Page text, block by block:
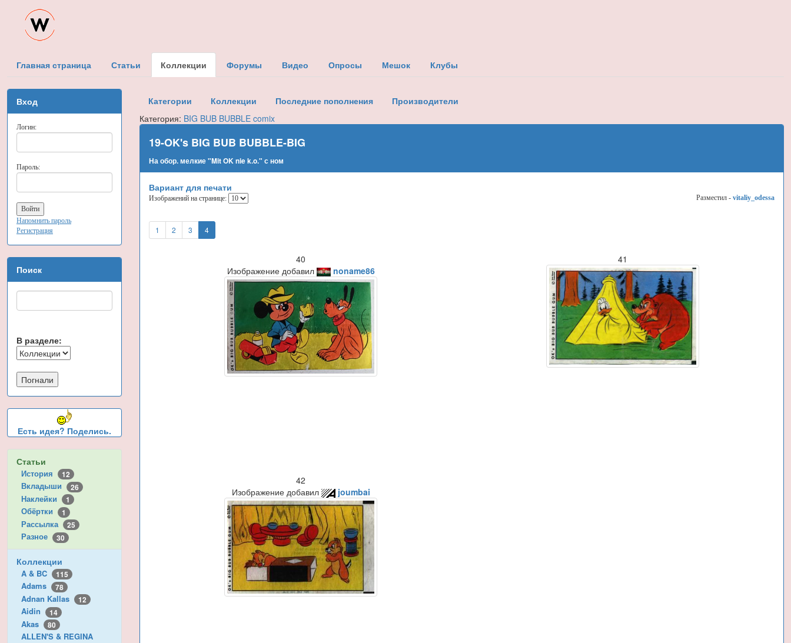
Главная страница Статьи Коллекции Форумы Видео Опросы Мешок Клубы
Вход
Логин:
Пароль:
Напомнить пароль
Регистрация
Поиск
В разделе:
Есть идея? Поделись.
Статьи
История 12
Вкладыши 26
Наклейки 1
Обёртки 1
Рассылка 25
Разное 30
Коллекции
A & BC 115
Adams 78
Adnan Kallas 12
Aidin 14
Akas 80
ALLEN'S & REGINA
Категории Коллекции Последние пополнения
Производители
Категория: BIG BUB BUBBLE comix
19-OK's BIG BUB BUBBLE-BIG
На обор. мелкие "Mit OK nie k.o." с ном
Вариант для печати
Изображений на странице: Разместил - vitaliy_odessa
1 2 3 4
40
Изображение добавил
noname86
41
42
Изображение добавил
joumbai